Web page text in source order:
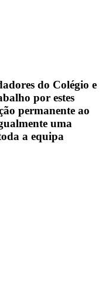
do Colégio e
por estes
permanente ao
uma
a equipa